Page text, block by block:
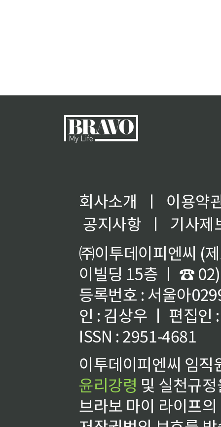
회사소개 ㅣ
이용약
공지사항
ㅣ
기사제
㈜이투데이피엔씨 (
이빌딩 15층 ㅣ ☎
등록번호 : 서울아
인 : 김상우 ㅣ 편집인
ISSN : 2951-4681
이투데이피엔씨 임
윤리강령 및 실천규
브라보 마이 라이프